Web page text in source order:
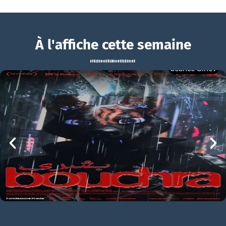
Love on Trial
Love on Trial Bande-annonce VO STFR
À l'affiche cette semaine
BOUCHRA
mer 05/08
21h00